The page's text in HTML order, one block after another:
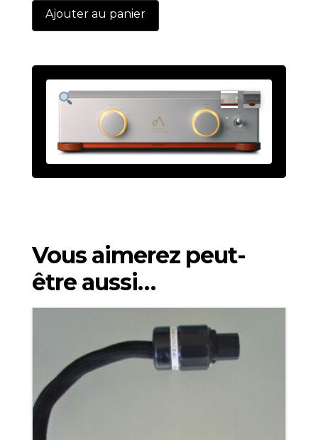
RSA-
V10
Ajouter au panier
Vous aimerez peut-
être aussi…